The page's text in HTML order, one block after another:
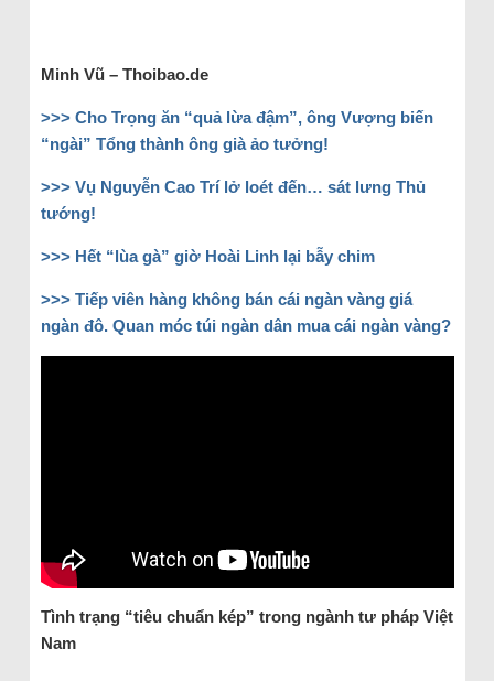
Minh Vũ – Thoibao.de
>>> Cho Trọng ăn “quả lừa đậm”, ông Vượng biến
“ngài” Tổng thành ông già ảo tưởng!
>>> Vụ Nguyễn Cao Trí lở loét đến… sát lưng Thủ
tướng!
>>> Hết “lùa gà” giờ Hoài Linh lại bẫy chim
>>> Tiếp viên hàng không bán cái ngàn vàng giá
ngàn đô. Quan móc túi ngàn dân mua cái ngàn vàng?
Tình trạng “tiêu chuẩn kép” trong ngành tư pháp Việt
Nam